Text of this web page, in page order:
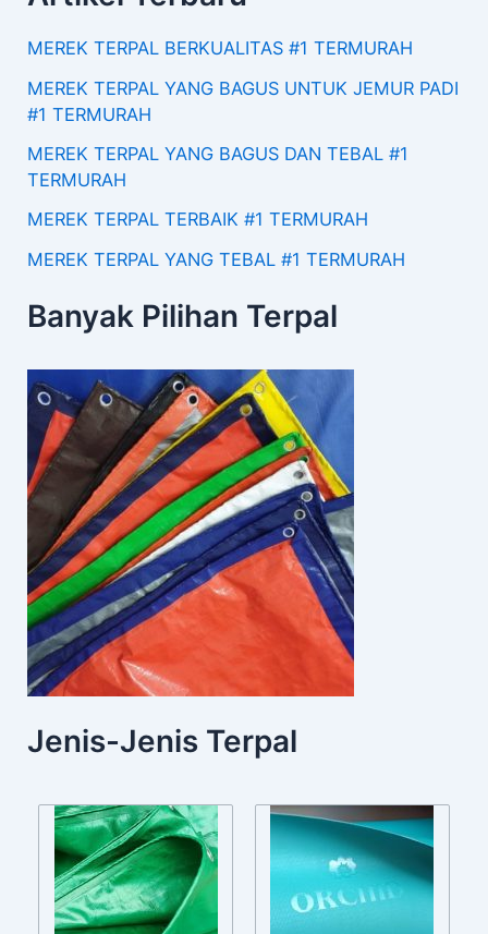
MEREK TERPAL BERKUALITAS #1 TERMURAH
MEREK TERPAL YANG BAGUS UNTUK JEMUR PADI
#1 TERMURAH
MEREK TERPAL YANG BAGUS DAN TEBAL #1
TERMURAH
MEREK TERPAL TERBAIK #1 TERMURAH
MEREK TERPAL YANG TEBAL #1 TERMURAH
Banyak Pilihan Terpal
Jenis-Jenis Terpal